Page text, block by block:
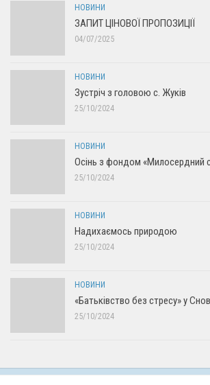
НОВИНИ
ЗАПИТ ЦІНОВОЇ ПРОПОЗИЦІЇ
04/07/2025
НОВИНИ
Зустріч з головою с. Жуків
25/10/2024
НОВИНИ
Осінь з фондом «Милосердний
25/10/2024
НОВИНИ
Надихаємось природою
25/10/2024
НОВИНИ
«Батьківство без стресу» у
25/10/2024